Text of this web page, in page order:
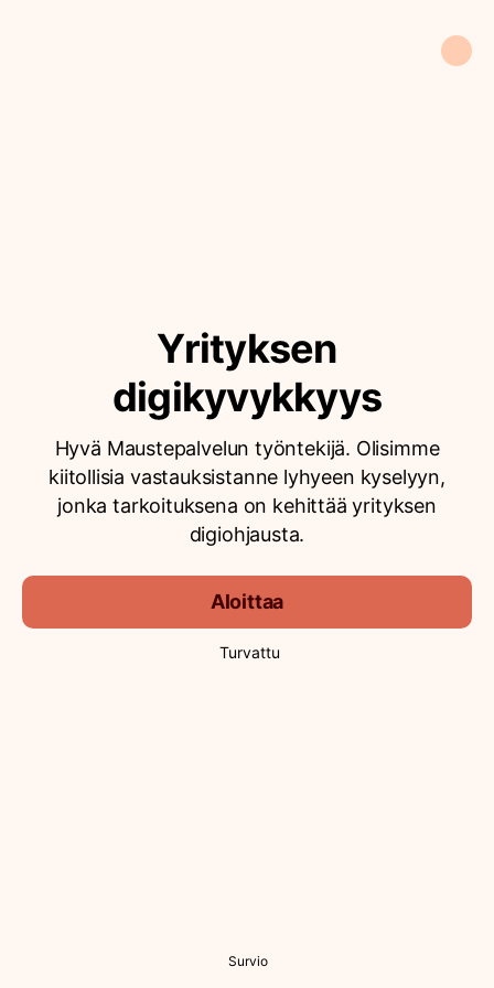
Yrityksen
digikyvykkyys
Hyvä Maustepalvelun työntekijä. Olisimme
kiitollisia vastauksistanne lyhyeen kyselyyn,
jonka tarkoituksena on kehittää yrityksen
digiohjausta.
Aloittaa
Turvattu
Survio